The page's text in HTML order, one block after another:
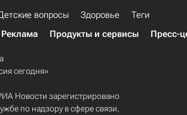
вопросы Здоровье
Теги
Реклама Продукты и сервисы Пресс-
сегодня»
Новости зарегистрировано
по надзору в сфере связи,